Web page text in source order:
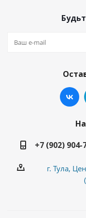
+7 (902) 904-
г. Тула,